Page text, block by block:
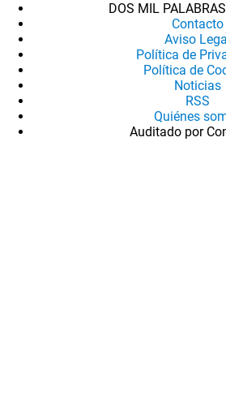
DOS MIL
Contacto
Aviso Legal
Política de
Política de
Noticias
RSS
Quiénes
Auditado por